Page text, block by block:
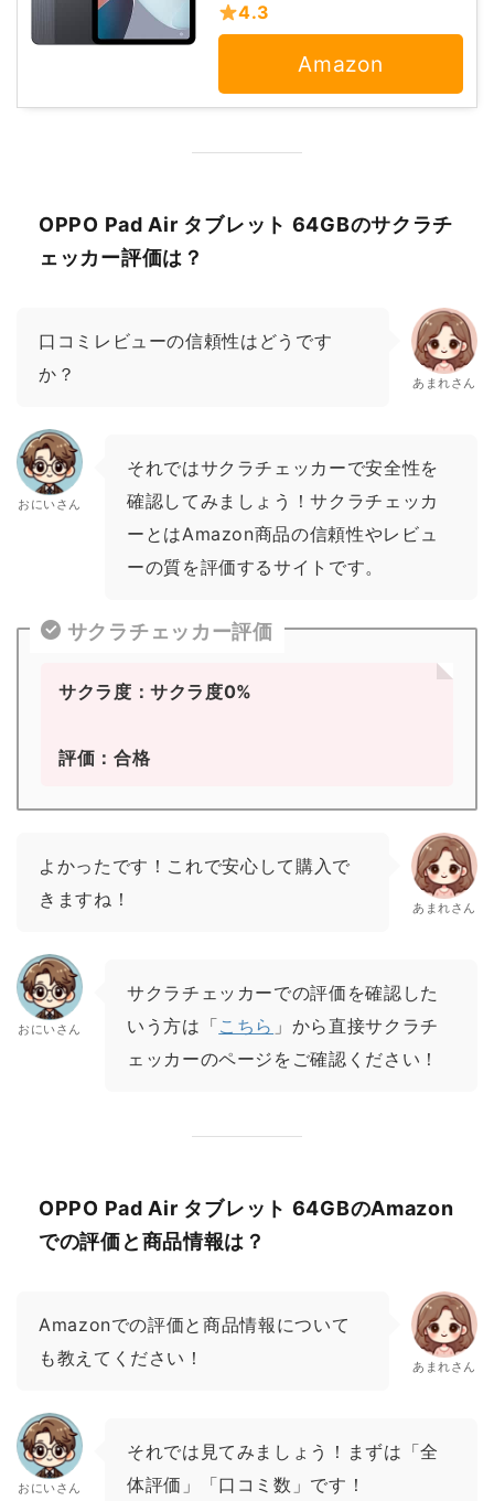
4.3
Amazon
OPPO Pad Air タブレット 64GBのサクラチ
ェッカー評価は？
口コミレビューの信頼性はどうです
か？
あまれさん
おにいさん
それではサクラチェッカーで安全性を
確認してみましょう！サクラチェッカ
ーとはAmazon商品の信頼性やレビュ
ーの質を評価するサイトです。
サクラチェッカー評価
サクラ度：サクラ度0%
評価：合格
よかったです！これで安心して購入で
きますね！
あまれさん
おにいさん
サクラチェッカーでの評価を確認した
いう方は「こちら 」から直接サクラチ
ェッカーのページをご確認ください！
OPPO Pad Air タブレット 64GBのAmazon
での評価と商品情報は？
Amazonでの評価と商品情報について
も教えてください！
あまれさん
おにいさん
それでは見てみましょう！まずは「全
体評価」「口コミ数」です！